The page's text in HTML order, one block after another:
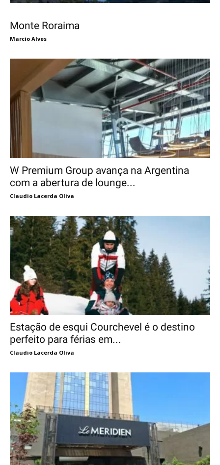
Monte Roraima
Marcio Alves
W Premium Group avança na Argentina
com a abertura de lounge...
Claudio Lacerda Oliva
Estação de esqui Courchevel é o destino
perfeito para férias em...
Claudio Lacerda Oliva